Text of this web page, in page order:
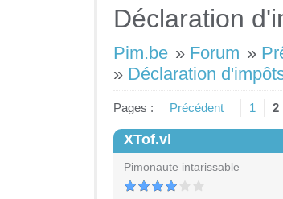
Déclaration
Pim.be » Forum »
» Déclaration
Pages : Précédent 1 2
XTof.vl
Pimonaute intarissable